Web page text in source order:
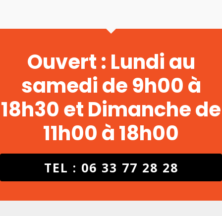
Ouvert : Lundi au
samedi de 9h00 à
18h30 et Dimanche de
11h00 à 18h00
TEL : 06 33 77 28 28